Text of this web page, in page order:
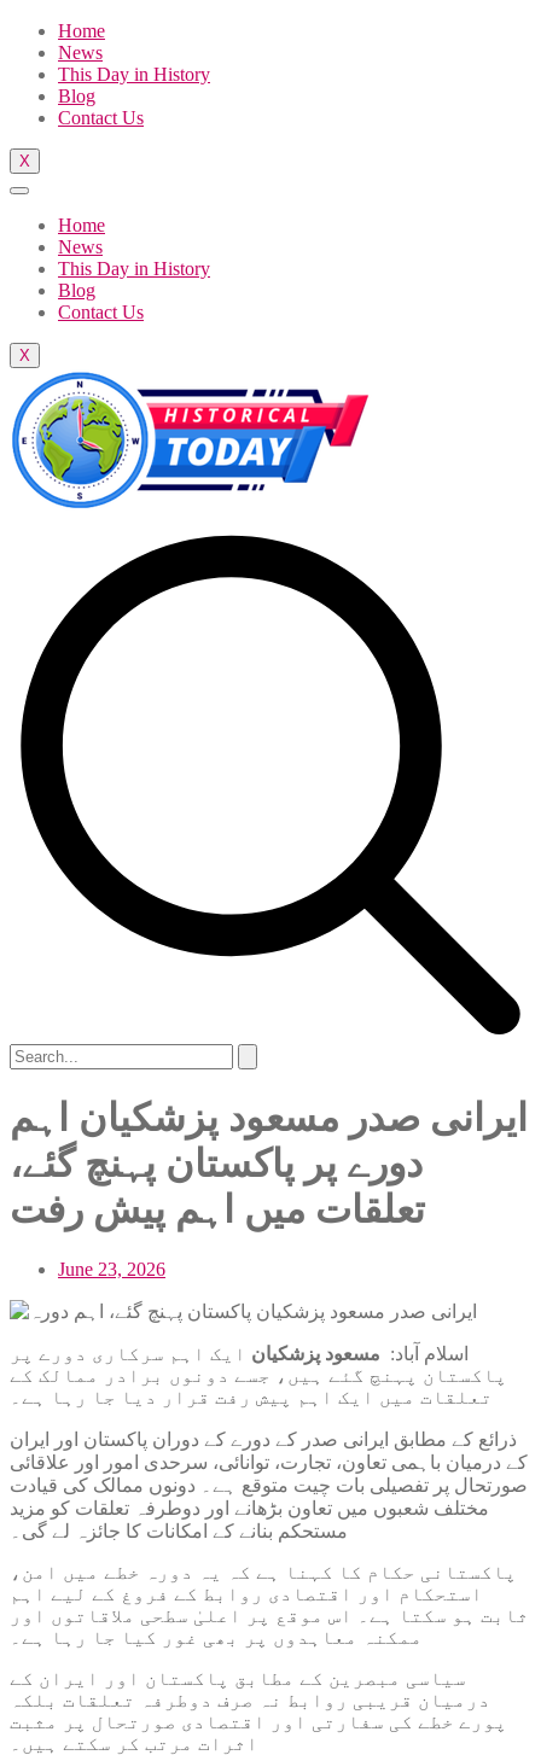
Home
News
This Day in History
Blog
Contact Us
X
Home
News
This Day in History
Blog
Contact Us
X
ایرانی صدر مسعود پزشکیان اہم
دورے پر پاکستان پہنچ گئے،
تعلقات میں اہم پیش رفت
June 23, 2026
اسلام آباد: مسعود پزشکیان ایک اہم سرکاری دورے پر
پاکستان پہنچ گئے ہیں، جسے دونوں برادر ممالک کے
تعلقات میں ایک اہم پیش رفت قرار دیا جا رہا ہے۔
ذرائع کے مطابق ایرانی صدر کے دورے کے دوران پاکستان اور ایران
کے درمیان باہمی تعاون، تجارت، توانائی، سرحدی امور اور علاقائی
صورتحال پر تفصیلی بات چیت متوقع ہے۔ دونوں ممالک کی قیادت
مختلف شعبوں میں تعاون بڑھانے اور دوطرفہ تعلقات کو مزید
مستحکم بنانے کے امکانات کا جائزہ لے گی۔
پاکستانی حکام کا کہنا ہے کہ یہ دورہ خطے میں امن،
استحکام اور اقتصادی روابط کے فروغ کے لیے اہم
ثابت ہو سکتا ہے۔ اس موقع پر اعلیٰ سطحی ملاقاتوں اور
ممکنہ معاہدوں پر بھی غور کیا جا رہا ہے۔
سیاسی مبصرین کے مطابق پاکستان اور ایران کے
درمیان قریبی روابط نہ صرف دوطرفہ تعلقات بلکہ
پورے خطے کی سفارتی اور اقتصادی صورتحال پر مثبت
اثرات مرتب کر سکتے ہیں۔